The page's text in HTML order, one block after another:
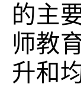
的主
师教
升和